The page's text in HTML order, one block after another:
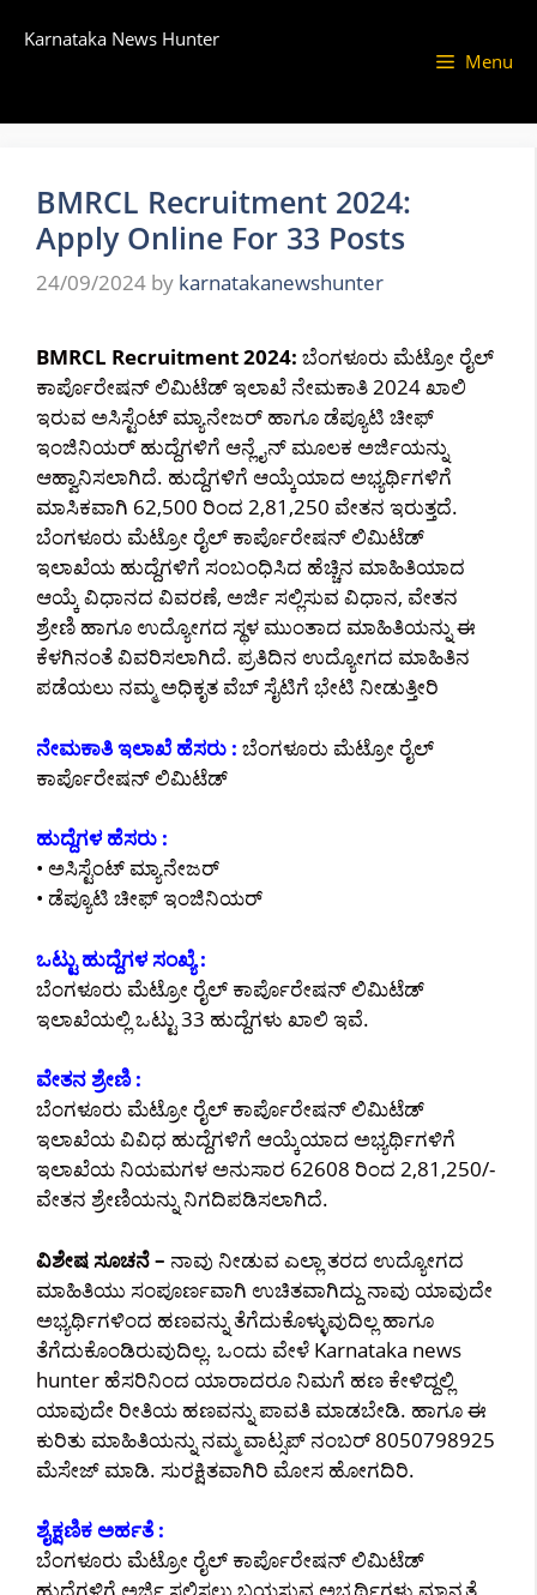
Karnataka News Hunter
Menu
BMRCL Recruitment 2024:
Apply Online For 33 Posts
24/09/2024 by karnatakanewshunter
BMRCL Recruitment 2024: ಬೆಂಗಳೂರು ಮೆಟ್ರೋ ರೈಲ್
ಕಾರ್ಪೊರೇಷನ್ ಲಿಮಿಟೆಡ್ ಇಲಾಖೆ ನೇಮಕಾತಿ 2024 ಖಾಲಿ
ಇರುವ ಅಸಿಸ್ಟೆಂಟ್ ಮ್ಯಾನೇಜರ್ ಹಾಗೂ ಡೆಪ್ಯೂಟಿ ಚೀಫ್
ಇಂಜಿನಿಯರ್ ಹುದ್ದೆಗಳಿಗೆ ಆನ್ಲೈನ್ ಮೂಲಕ ಅರ್ಜಿಯನ್ನು
ಆಹ್ವಾನಿಸಲಾಗಿದೆ. ಹುದ್ದೆಗಳಿಗೆ ಆಯ್ಕೆಯಾದ ಅಭ್ಯರ್ಥಿಗಳಿಗೆ
ಮಾಸಿಕವಾಗಿ 62,500 ರಿಂದ 2,81,250 ವೇತನ ಇರುತ್ತದೆ.
ಬೆಂಗಳೂರು ಮೆಟ್ರೋ ರೈಲ್ ಕಾರ್ಪೊರೇಷನ್ ಲಿಮಿಟೆಡ್
ಇಲಾಖೆಯ ಹುದ್ದೆಗಳಿಗೆ ಸಂಬಂಧಿಸಿದ ಹೆಚ್ಚಿನ ಮಾಹಿತಿಯಾದ
ಆಯ್ಕೆ ವಿಧಾನದ ವಿವರಣೆ, ಅರ್ಜಿ ಸಲ್ಲಿಸುವ ವಿಧಾನ, ವೇತನ
ಶ್ರೇಣಿ ಹಾಗೂ ಉದ್ಯೋಗದ ಸ್ಥಳ ಮುಂತಾದ ಮಾಹಿತಿಯನ್ನು ಈ
ಕೆಳಗಿನಂತೆ ವಿವರಿಸಲಾಗಿದೆ. ಪ್ರತಿದಿನ ಉದ್ಯೋಗದ ಮಾಹಿತಿನ
ಪಡೆಯಲು ನಮ್ಮ ಅಧಿಕೃತ ವೆಬ್ ಸೈಟಿಗೆ ಭೇಟಿ ನೀಡುತ್ತೀರಿ
ನೇಮಕಾತಿ ಇಲಾಖೆ ಹೆಸರು : ಬೆಂಗಳೂರು ಮೆಟ್ರೋ ರೈಲ್
ಕಾರ್ಪೊರೇಷನ್ ಲಿಮಿಟೆಡ್
ಹುದ್ದೆಗಳ ಹೆಸರು :
• ಅಸಿಸ್ಟೆಂಟ್ ಮ್ಯಾನೇಜರ್
• ಡೆಪ್ಯೂಟಿ ಚೀಫ್ ಇಂಜಿನಿಯರ್
ಒಟ್ಟು ಹುದ್ದೆಗಳ ಸಂಖ್ಯೆ :
ಬೆಂಗಳೂರು ಮೆಟ್ರೋ ರೈಲ್ ಕಾರ್ಪೊರೇಷನ್ ಲಿಮಿಟೆಡ್
ಇಲಾಖೆಯಲ್ಲಿ ಒಟ್ಟು 33 ಹುದ್ದೆಗಳು ಖಾಲಿ ಇವೆ.
ವೇತನ ಶ್ರೇಣಿ :
ಬೆಂಗಳೂರು ಮೆಟ್ರೋ ರೈಲ್ ಕಾರ್ಪೊರೇಷನ್ ಲಿಮಿಟೆಡ್
ಇಲಾಖೆಯ ವಿವಿಧ ಹುದ್ದೆಗಳಿಗೆ ಆಯ್ಕೆಯಾದ ಅಭ್ಯರ್ಥಿಗಳಿಗೆ
ಇಲಾಖೆಯ ನಿಯಮಗಳ ಅನುಸಾರ 62608 ರಿಂದ 2,81,250/-
ವೇತನ ಶ್ರೇಣಿಯನ್ನು ನಿಗದಿಪಡಿಸಲಾಗಿದೆ.
ವಿಶೇಷ ಸೂಚನೆ – ನಾವು ನೀಡುವ ಎಲ್ಲಾ ತರದ ಉದ್ಯೋಗದ
ಮಾಹಿತಿಯು ಸಂಪೂರ್ಣವಾಗಿ ಉಚಿತವಾಗಿದ್ದು ನಾವು ಯಾವುದೇ
ಅಭ್ಯರ್ಥಿಗಳಿಂದ ಹಣವನ್ನು ತೆಗೆದುಕೊಳ್ಳುವುದಿಲ್ಲ ಹಾಗೂ
ತೆಗೆದುಕೊಂಡಿರುವುದಿಲ್ಲ. ಒಂದು ವೇಳೆ Karnataka news
hunter ಹೆಸರಿನಿಂದ ಯಾರಾದರೂ ನಿಮಗೆ ಹಣ ಕೇಳಿದ್ದಲ್ಲಿ
ಯಾವುದೇ ರೀತಿಯ ಹಣವನ್ನು ಪಾವತಿ ಮಾಡಬೇಡಿ. ಹಾಗೂ ಈ
ಕುರಿತು ಮಾಹಿತಿಯನ್ನು ನಮ್ಮ ವಾಟ್ಸಪ್ ನಂಬರ್ 8050798925
ಮೆಸೇಜ್ ಮಾಡಿ. ಸುರಕ್ಷಿತವಾಗಿರಿ ಮೋಸ ಹೋಗದಿರಿ.
ಶೈಕ್ಷಣಿಕ ಅರ್ಹತೆ :
ಬೆಂಗಳೂರು ಮೆಟ್ರೋ ರೈಲ್ ಕಾರ್ಪೊರೇಷನ್ ಲಿಮಿಟೆಡ್